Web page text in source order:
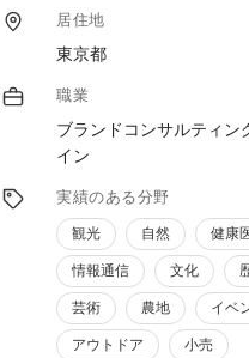
海外進出支援など様々な形で6次産
り組む農林水産業者等の皆様を支
たいと考えております。また、ブ
ージャー1級、プラクティショナー
ーナルブランディング）の資格を活
ランディングの支援も行ってまい
居住地
東京都
職業
ブランドコンサルティン
イン
実績のある分野
観光 自然 健康
情報通信 文化
芸術 農地 イベ
アウトドア 小売